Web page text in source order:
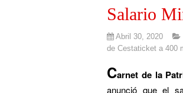
Salario
Abril 30, 2020
de Cestaticket a 400
Carnet de la
anunció que el